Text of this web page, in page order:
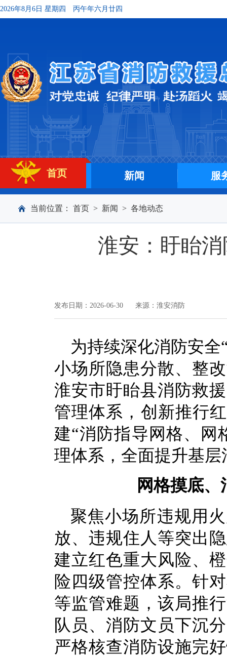
2026年8月6日 星期四 丙午年六月廿四
首页 新闻 服
当前位置： 首页 > 新闻 > 各地动态
淮安：盱眙
发布日期：2026-06-30 来源：淮安消防
为持续深化消防安
小场所隐患分散、整
淮安市盱眙县消防救
管理体系，创新推行
建“消防指导网格、网
理体系，全面提升基
网格摸底
聚焦小场所违规用
放、违规住人等突出
建立红色重大风险、
险四级管控体系。针
等监管难题，该局推
队员、消防文员下沉
严格核查消防设施完